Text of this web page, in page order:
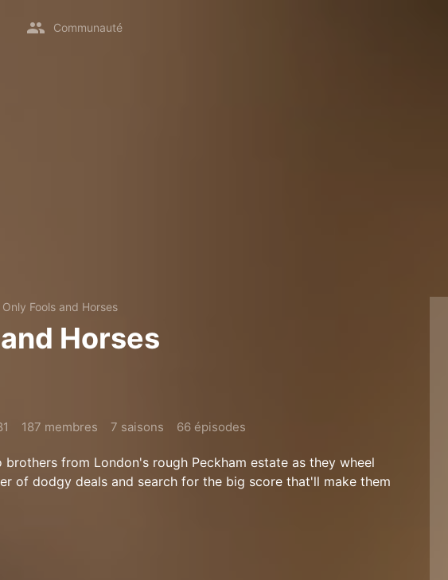
Communauté
Only Fools and Horses
Horses
187 membres 7 saisons 66 épisodes
from London's rough Peckham estate as they wheel
of dodgy deals and search for the big score that'll make them